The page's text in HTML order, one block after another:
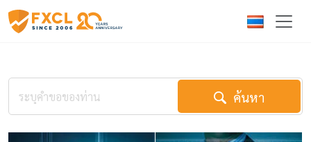
ค้นหา